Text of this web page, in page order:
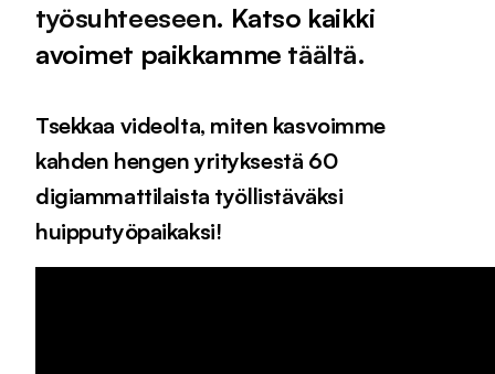
työsuhteeseen. Katso kaikki
avoimet paikkamme täältä.
Tsekkaa videolta, miten kasvoimme
kahden hengen yrityksestä 60
digiammattilaista työllistäväksi
huipputyöpaikaksi!